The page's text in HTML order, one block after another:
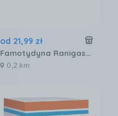
od 21,99 zł
Famotydyna Ranigast 20 mg x 30 tabl.
0,2 km